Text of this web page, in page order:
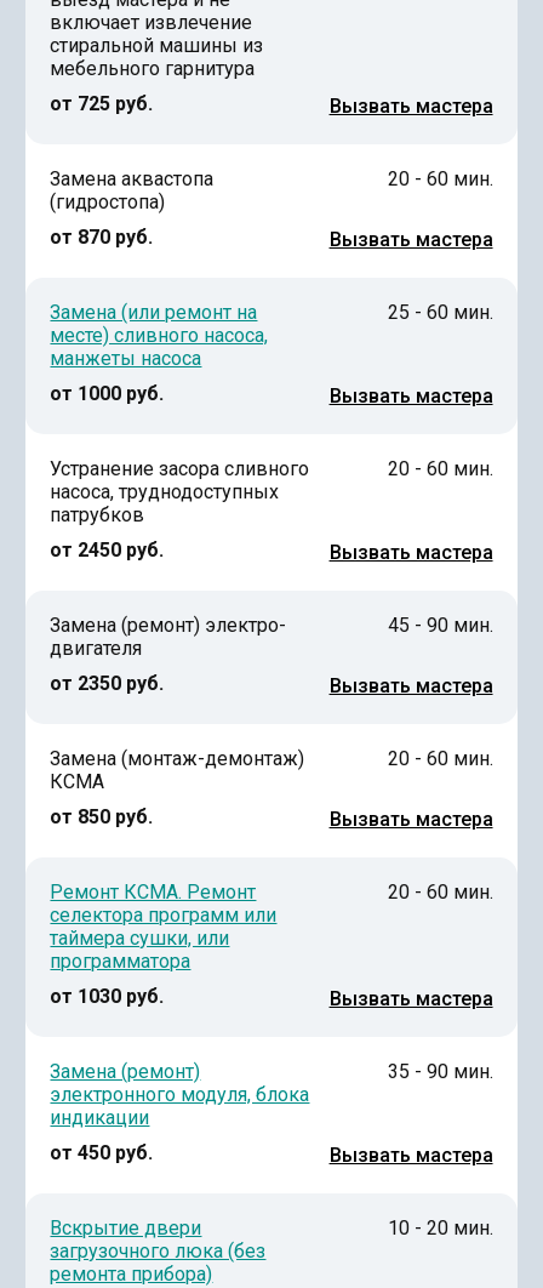
включает извлечение
стиральной машины из
мебельного гарнитура
от 725 руб.
Вызвать мастера
Замена аквастопа
(гидростопа)
от 870 руб.
20 - 60 мин.
Вызвать мастера
Замена (или ремонт на
месте) сливного насоса,
манжеты насоса
от 1000 руб.
25 - 60 мин.
Вызвать мастера
Устранение засора сливного
насоса, труднодоступных
патрубков
от 2450 руб.
20 - 60 мин.
Вызвать мастера
Замена (ремонт) электро-
двигателя
от 2350 руб.
45 - 90 мин.
Вызвать мастера
Замена (монтаж-демонтаж)
КСМА
от 850 руб.
20 - 60 мин.
Вызвать мастера
Ремонт КСМА. Ремонт
селектора программ или
таймера сушки, или
программатора
от 1030 руб.
20 - 60 мин.
Вызвать мастера
Замена (ремонт)
электронного модуля, блока
индикации
от 450 руб.
35 - 90 мин.
Вызвать мастера
Вскрытие двери
загрузочного люка (без
ремонта прибора)
10 - 20 мин.